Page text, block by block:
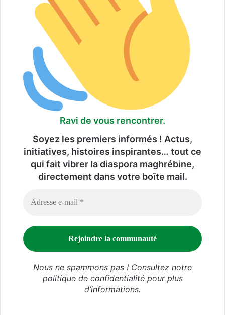
Ravi de vous rencontrer.
Soyez les premiers informés ! Actus,
initiatives, histoires inspirantes… tout ce
qui fait vibrer la diaspora maghrébine,
directement dans votre boîte mail.
Nous ne spammons pas ! Consultez notre
politique de confidentialitépour plus
d’informations.